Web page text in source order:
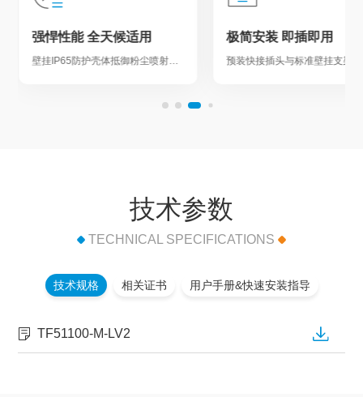
强悍性能 全天候适用
壁挂IP65防护壳体抵御粉尘喷射与暴雨 …
极简安装 即插即用
技术参数
TECHNICAL SPECIFICATIONS
技术规格 相关证书 用户手册&快速安装指导
TF51100-M-LV2